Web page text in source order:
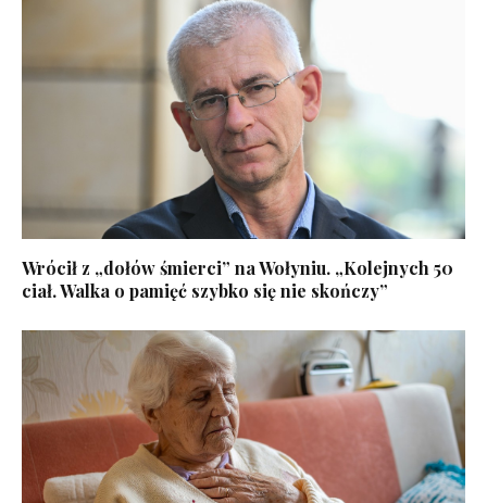
Wrócił z „dołów śmierci” na Wołyniu. „Kolejnych 50
ciał. Walka o pamięć szybko się nie skończy”